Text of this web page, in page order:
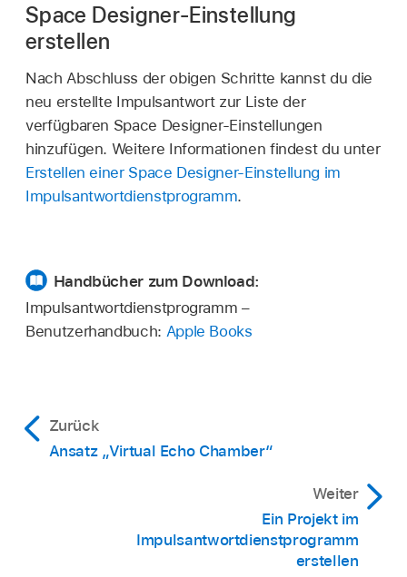
Space Designer-Einstellung
erstellen
Nach Abschluss der obigen Schritte kannst du die
neu erstellte Impulsantwort zur Liste der
verfügbaren Space Designer-Einstellungen
hinzufügen. Weitere Informationen findest du unter
Erstellen einer Space Designer-Einstellung im
Impulsantwortdienstprogramm.
Handbücher zum Download:
Impulsantwortdienstprogramm –
Benutzerhandbuch: Apple Books
Zurück
Ansatz „Virtual Echo Chamber“
Weiter
Ein Projekt im
Impulsantwortdienstprogramm
erstellen